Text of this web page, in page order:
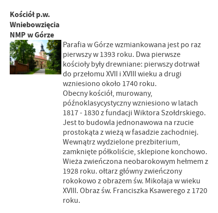
Kościół p.w.
Wniebowzięcia
NMP w Górze
Parafia w Górze wzmiankowana jest po raz
pierwszy w 1393 roku. Dwa pierwsze
kościoły były drewniane: pierwszy dotrwał
do przełomu XVII i XVIII wieku a drugi
wzniesiono około 1740 roku.
Obecny kościół, murowany,
późnoklasycystyczny wzniesiono w latach
1817 - 1830 z fundacji Wiktora Szołdrskiego.
Jest to budowla jednonawowa na rzucie
prostokąta z wieżą w fasadzie zachodniej.
Wewnątrz wydzielone prezbiterium,
zamknięte półkoliście, sklepione konchowo.
Wieża zwieńczona neobarokowym hełmem z
1928 roku. ołtarz główny zwieńczony
rokokowo z obrazem św. Mikołaja w wieku
XVIII. Obraz św. Franciszka Ksawerego z 1720
roku.